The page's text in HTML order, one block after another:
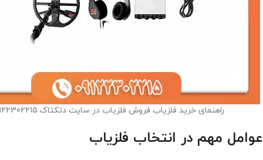
راهنمای خرید فلزیاب فروش فلزیاب در سایت دتکتاک 09122302215
عوامل مهم در انتخاب فلزیاب